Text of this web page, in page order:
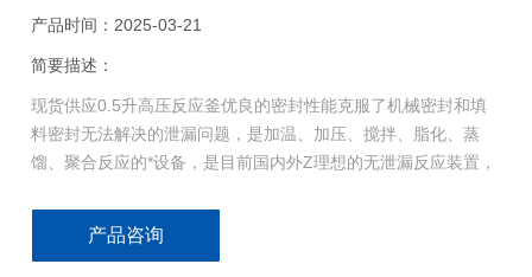
产品时间：2025-03-21
简要描述：
现货供应0.5升高压反应釜优良的密封性能克服了机械密封和填
料密封无法解决的泄漏问题，是加温、加压、搅拌、脂化、蒸
馏、聚合反应的*设备，是目前国内外Z理想的无泄漏反应装置，
产品咨询